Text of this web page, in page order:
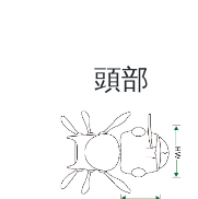
頭部